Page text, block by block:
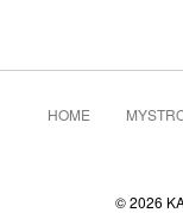
HOME
© 2026